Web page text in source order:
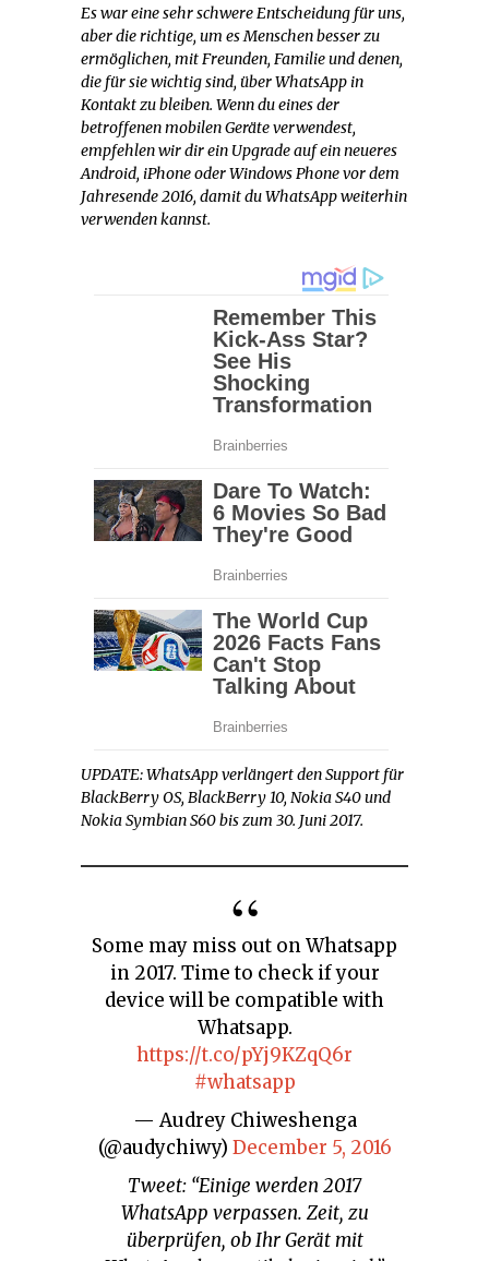
Es war eine sehr schwere Entscheidung für uns,
aber die richtige, um es Menschen besser zu
ermöglichen, mit Freunden, Familie und denen,
die für sie wichtig sind, über WhatsApp in
Kontakt zu bleiben. Wenn du eines der
betroffenen mobilen Geräte verwendest,
empfehlen wir dir ein Upgrade auf ein neueres
Android, iPhone oder Windows Phone vor dem
Jahresende 2016, damit du WhatsApp weiterhin
verwenden kannst.
UPDATE: WhatsApp verlängert den Support für
BlackBerry OS, BlackBerry 10, Nokia S40 und
Nokia Symbian S60 bis zum 30. Juni 2017.
Some may miss out on Whatsapp
in 2017. Time to check if your
device will be compatible with
Whatsapp.
https://t.co/pYj9KZqQ6r
#whatsapp
— Audrey Chiweshenga
(@audychiwy) December 5, 2016
Tweet: “Einige werden 2017
WhatsApp verpassen. Zeit, zu
überprüfen, ob Ihr Gerät mit